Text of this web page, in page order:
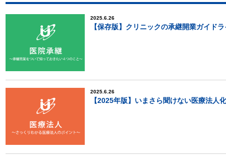
2025.6.26
【保存版】クリニックの承継開業ガイド
2025.6.26
【2025年版】いまさら聞けない医療法人